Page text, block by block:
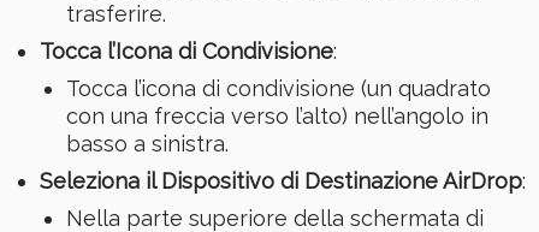
trasferire.
Tocca l’Icona di Condivisione:
Tocca l’icona di condivisione (un quadrato
con una freccia verso l’alto) nell’angolo in
basso a sinistra.
Seleziona il Dispositivo di Destinazione AirDrop:
Nella parte superiore della schermata di